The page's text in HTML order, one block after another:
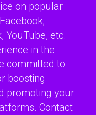
on popular
YouTube, etc.
in the
committed to
boosting
promoting your
Contact